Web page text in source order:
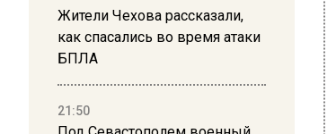
Жители Чехова рассказали,
как спасались во время атаки
БПЛА
21:50